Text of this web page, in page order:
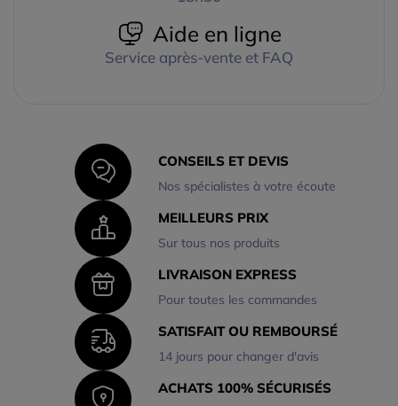
Aide en ligne
Service après-vente et FAQ
CONSEILS ET DEVIS
Nos spécialistes à votre écoute
MEILLEURS PRIX
Sur tous nos produits
LIVRAISON EXPRESS
Pour toutes les commandes
SATISFAIT OU REMBOURSÉ
14 jours pour changer d'avis
ACHATS 100% SÉCURISÉS